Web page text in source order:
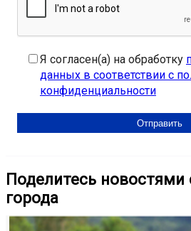
Я согласен(а) на обработку
данных в соответствии с
конфиденциальности
Поделитесь
города